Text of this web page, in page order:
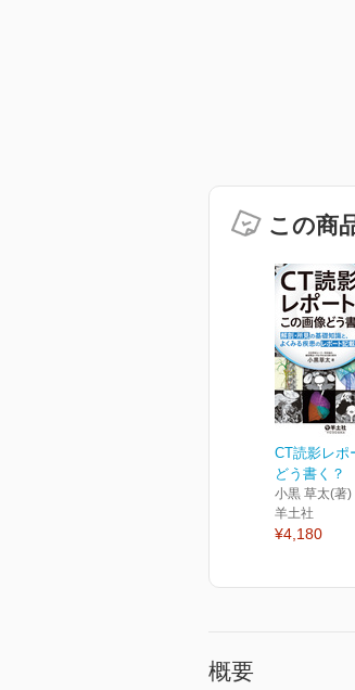
この商
CT読影レポ
どう書く？
小黒 草太(著)
羊土社
¥4,180
概要